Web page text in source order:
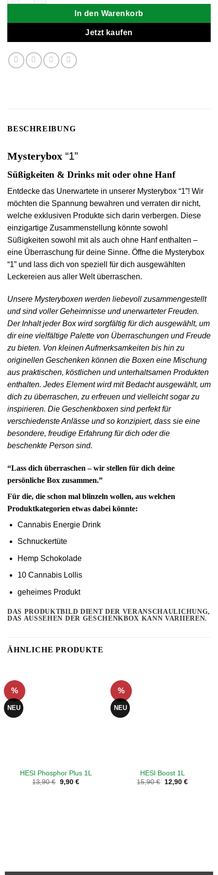
In den Warenkorb
Jetzt kaufen
BESCHREIBUNG
Mysterybox “1”
Süßigkeiten & Drinks mit oder ohne Hanf
Entdecke das Unerwartete in unserer Mysterybox “1”! Wir
möchten die Spannung bewahren und verraten dir nicht,
welche exklusiven Produkte sich darin verbergen. Diese
einzigartige Zusammenstellung könnte sowohl
Süßigkeiten sowohl mit als auch ohne Hanf enthalten –
eine Überraschung für deine Sinne. Öffne die Mysterybox
“1” und lass dich von speziell für dich ausgewählten
Leckereien aus aller Welt überraschen.
Unsere Mysteryboxen werden liebevoll zusammengestellt
und sind voller Geheimnisse und unerwarteter Freuden.
Der Inhalt jeder Box wird sorgfältig für dich ausgewählt, um
dir eine vielfältige Palette von Überraschungen und Freude
zu bieten. Von kleinen Aufmerksamkeiten bis hin zu
originellen Geschenken können die Boxen eine Mischung
aus praktischen, köstlichen und unterhaltsamen Produkten
enthalten. Jedes Element wird mit Bedacht ausgewählt, um
dich zu überraschen, zu erfreuen und vielleicht sogar zu
inspirieren. Die Geschenkboxen sind perfekt für
verschiedenste Anlässe und so konzipiert, dass sie eine
besondere, freudige Erfahrung für dich oder die
beschenkte Person sind.
“Lass dich überraschen – wir stellen für dich deine
persönliche Box zusammen.”
Für die, die schon mal blinzeln wollen, aus welchen
Produktkategorien etwas dabei könnte:
Cannabis Energie Drink
Schnuckertüte
Hemp Schokolade
10 Cannabis Lollis
geheimes Produkt
DAS PRODUKTBILD DIENT DER VERANSCHAULICHUNG,
DAS AUSSEHEN DER GESCHENKBOX KANN VARIIEREN.
ÄHNLICHE PRODUKTE
%
NEU
HESI Phosphor Plus 1L
13,90€ Ursprünglicher
9,90 €Aktueller
%
NEU
HESI Boost 1L
15,90€
Ursprünglicher
12,90 €Aktueller